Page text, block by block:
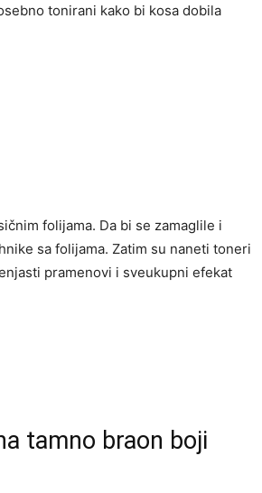
tonirani kako bi kosa dobila
folijama. Da bi se zamaglile i
sa folijama. Zatim su naneti toneri
pramenovi i sveukupni efekat
tamno braon boji